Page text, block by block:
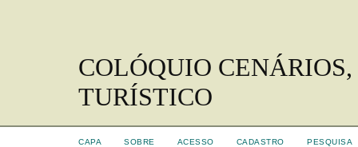
COLÓQUIO
TURÍSTICO
CAPA SOBRE ACESSO CADASTRO PESQUISA